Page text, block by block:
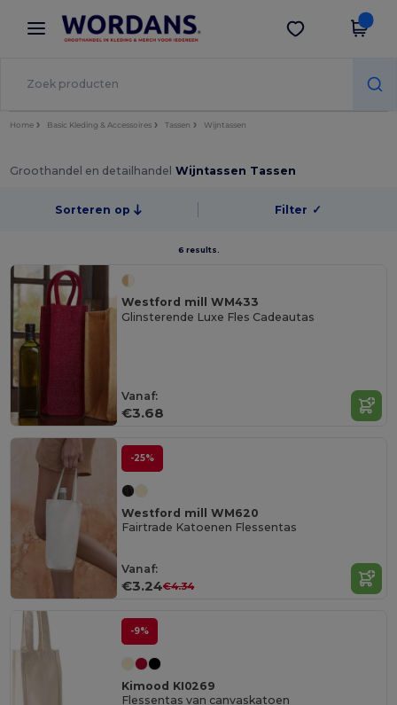
× Wordans-app
Betere prijzen in de app!
Download app
Home Basic Kleding & Accessoires Tassen Wijntassen
Groothandel en detailhandel Wijntassen Tassen
Sorteren op Filter ✓
6 results.
Westford mill WM433
Glinsterende Luxe Fles Cadeautas
Vanaf:
€3.68
-25%
Westford mill WM620
Fairtrade Katoenen Flessentas
Vanaf:
€3.24€4.34
-9%
Kimood KI0269
Flessentas van canvaskatoen